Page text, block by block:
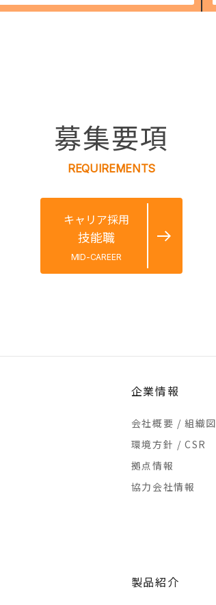
募集要項
REQUIREMENTS
キャリア採用
技能職
MID-CAREER
企業情報
会社概要 / 組織図
環境方針 / CSR
拠点情報
協力会社情報
製品紹介